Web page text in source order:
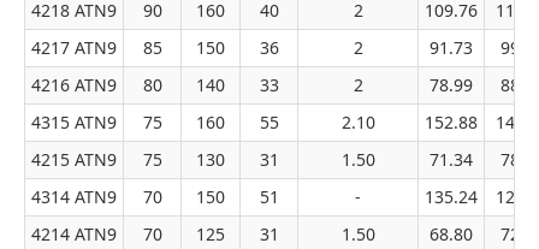
4218 ATN9
90 160 40 2 109.76
4217 ATN9
85 150 36 2 91.73
4216 ATN9
80 140 33 2 78.99
4315 ATN9
75 160 55 2.10 152.88
4215 ATN9
75 130 31 1.50 71.34
4314 ATN9
70 150 51 - 135.24
4214 ATN9
70 125 31 1.50 68.80